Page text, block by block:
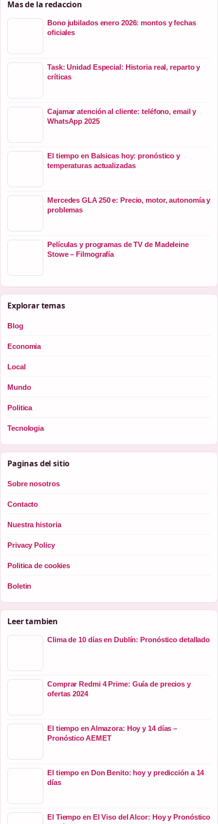
Mas de la redaccion
Bono jubilados enero 2026: montos y fechas
oficiales
Task: Unidad Especial: Historia real, reparto y
críticas
Cajamar atención al cliente: teléfono, email y
WhatsApp 2025
El tiempo en Balsicas hoy: pronóstico y
temperaturas actualizadas
Mercedes GLA 250 e: Precio, motor, autonomía y
problemas
Películas y programas de TV de Madeleine
Stowe – Filmografía
Explorar temas
Blog
Economia
Local
Mundo
Politica
Tecnologia
Paginas del sitio
Sobre nosotros
Contacto
Nuestra historia
Privacy Policy
Politica de cookies
Boletin
Leer tambien
Clima de 10 días en Dublín: Pronóstico detallado
Comprar Redmi 4 Prime: Guía de precios y
ofertas 2024
El tiempo en Almazora: Hoy y 14 días –
Pronóstico AEMET
El tiempo en Don Benito: hoy y predicción a 14
días
El Tiempo en El Viso del Alcor: Hoy y Pronóstico